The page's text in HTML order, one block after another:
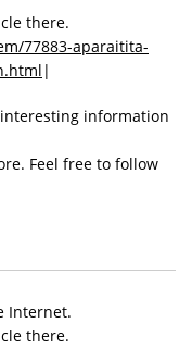
there.
77883-aparaitita-
|
information
Feel free to follow
Internet.
there.